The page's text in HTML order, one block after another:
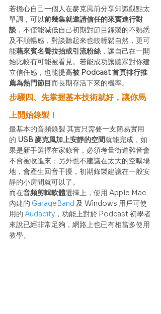
若擔心自己一個人在麥克風前分享知識觀點太
單調，可以前幾集就邀請信任的來賓進行對
談 ，不僅能減低自己初期對節目錄製的不熟悉
及不順暢感，對談聽起來也較輕鬆自然，更可
能藉來賓名聲拉抬或引流粉絲 ，讓自己在一開
始比較有可能被看見。若能成功讓聽眾對你建
立信任感，也能提高被 Podcast 首頁排行推
薦為熱門節目而長期存活下來的機率。
步驟四、先掌握基本技術就好，讓你馬
上開始錄製！
最基本的音頻錄製 其實只需要一支簡易實用
的 USB 麥克風加上安靜的空間就能完成，如
果是新手選擇在家錄音，必須考量街道雜音會
不會被收進來；另外也不建議在太大的空曠場
地，會產生回音干擾，初期錄製建議在一般安
靜的小房間就可以了。
而在音頻剪輯軟體選擇上，使用 Apple Mac
內建的 GarageBand 及 Windows 用戶可使
用的 Audacity ，功能上對於 Podcast 初學者
來說已經非常足夠，網路上也已有相當多使用
教學。